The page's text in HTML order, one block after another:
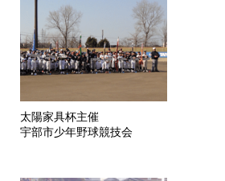
太陽家具杯主催
宇部市少年野球競技会